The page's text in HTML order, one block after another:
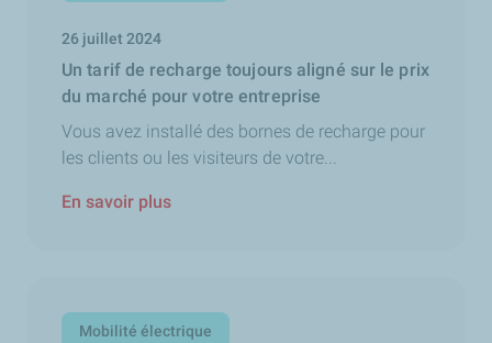
26 juillet 2024
Un tarif de recharge toujours aligné sur le prix
du marché pour votre entreprise
Vous avez installé des bornes de recharge pour
les clients ou les visiteurs de votre...
En savoir plus
Mobilité électrique